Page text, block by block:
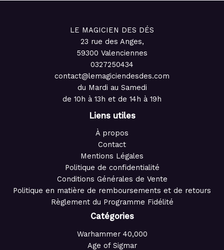
LE MAGICIEN DES DÉS
23 rue des Anges,
59300 Valenciennes
0327250434
contact@lemagiciendesdes.com
du Mardi au Samedi
de 10h à 13h et de 14h à 19h
Liens utiles
À propos
Contact
Mentions Légales
Politique de confidentialité
Conditions Générales de Vente
Politique en matière de remboursements et de retours
Règlement du Programme Fidélité
Catégories
Warhammer 40,000
Age of Sigmar